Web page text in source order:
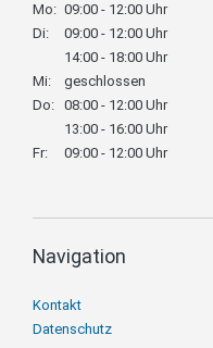
Mo: 09:00 - 12:00 Uhr
Di:
09:00 - 12:00 Uhr
14:00 - 18:00 Uhr
Mi:
geschlossen
Do: 08:00 - 12:00 Uhr
13:00 - 16:00 Uhr
Fr:
09:00 - 12:00 Uhr
Navigation
Navigation
überspringen
Kontakt
Datenschutz